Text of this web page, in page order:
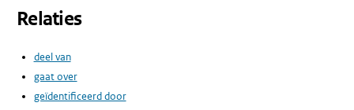
Relaties
deel van
gaat over
geïdentificeerd door